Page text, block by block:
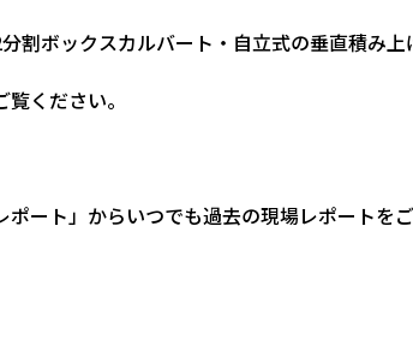
割ボックスカルバート・自立式の垂直積み上
覧ください。
ート」からいつでも過去の現場レポートをご